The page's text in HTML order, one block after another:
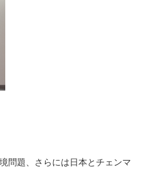
問題、さらには日本とチェンマ